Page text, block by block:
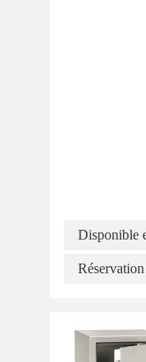
Disponible